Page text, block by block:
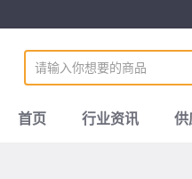
首页 行业资讯 供